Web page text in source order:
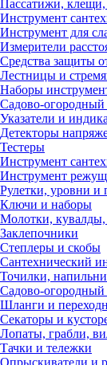
Пассатижи, клещи,
Инструмент
Инструмент для
Измерители
Средства защиты
Лестницы и
Наборы
Садово-огородный
Указатели и
Детекторы
Тестеры
Инструмент
Инструмент
Рулетки, уровни и
Ключи и наборы
Молотки,
Заклепочники
Степлеры и скобы
Сантехнический
Точилки,
Садово-огородный
Шланги и
Секаторы и
Лопаты, грабли,
Тачки и тележки
Опрыскиватели и